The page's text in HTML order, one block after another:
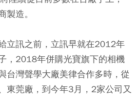
製造。
立訊之前，立訊早就在2012年
，2018年併購光寶旗下的相機
台灣聲學大廠美律合作多時，從
東莞廠，到今年3月，2家公司又